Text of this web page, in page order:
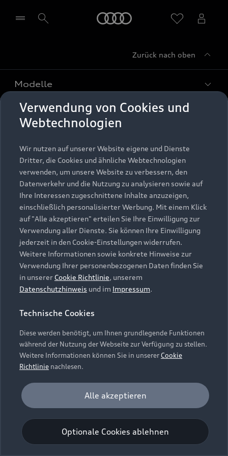
Zurück nach oben
Modelle
Alle Modelle
Elektromodelle
Plug-in-Hybride
Kaufen & leasen
Neuwagensuche
Gebrauchtwagensuche
Gebrauchtwagen
Finanzierung
Aktionen & Angebote
Geschäftskunden
Saisonale Angebote
Audi Services
Garantie
Audi digital services
myAudi
Support
Kundenservice
Händlersuche
Audi Code
Häufige Fragen (FAQ)
Audi Online Beratung
Bordbuch & Bedienungsanleitungen
Verträge kündigen
Vertrag widerrufen
Über Audi
Unternehmen
Karriere
Investor Relations
Presse & Media Center
Datenschutz
Audi erleben
Newsletter
© 2026 AUDI AG. Alle Rechte vorbehalten
Datenschutzinformation
Cookie-Richtlinie
Barrierefreiheit
Digital Services Act
EU Data Act
Embleme am Fahrzeug bei allen Abbildungen auf dieser
Webseite kann abweichen.
Verwendung von Cookies und
Webtechnologien
Wir nutzen auf unserer Website eigene und Dienste
Dritter, die Cookies und ähnliche Webtechnologien
verwenden, um unsere Website zu verbessern, den
Datenverkehr und die Nutzung zu analysieren sowie auf
Ihre Interessen zugeschnittene Inhalte anzuzeigen,
einschließlich personalisierter Werbung. Mit einem Klick
auf "Alle akzeptieren" erteilen Sie Ihre Einwilligung zur
Verwendung aller Dienste. Sie können Ihre Einwilligung
jederzeit in den Cookie-Einstellungen widerrufen.
Weitere Informationen sowie konkrete Hinweise zur
Verwendung Ihrer personenbezogenen Daten finden Sie
in unserer Cookie Richtlinie, unserem
Datenschutzhinweis und im Impressum.
Technische Cookies
Diese werden benötigt, um Ihnen grundlegende Funktionen
während der Nutzung der Webseite zur Verfügung zu stellen.
Weitere Informationen können Sie in unsererCookie
Richtlinie nachlesen.
Analyse und Statistik
Performance Cookies sammeln Informationen
darüber, wie unsere Webseite genutzt wird (z. B.
Anzahl der Besuche, Verweildauer). Diese Cookies
werden zur Optimierung der Webseite verwendet.
Optionale Cookies ablehnen
Alle akzeptieren